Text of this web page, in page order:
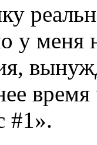
у меня
#1».